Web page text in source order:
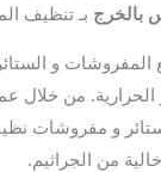
بالخرج بـ تنظيف
و الستائر
الحرارية. من خلال
و مفروشات
من الجراثيم.